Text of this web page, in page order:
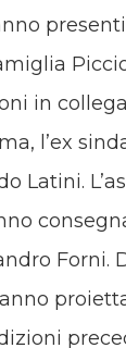
presenti
in
l’ex
Latini.
Forni.